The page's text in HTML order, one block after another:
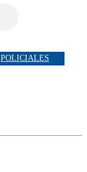
POLICIALES